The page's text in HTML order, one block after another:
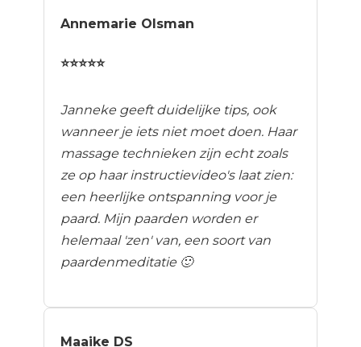
Janneke geeft duidelijke tips, ook
wanneer je iets niet moet doen. Haar
massage technieken zijn echt zoals
ze op haar instructievideo's laat zien:
een heerlijke ontspanning voor je
paard. Mijn paarden worden er
helemaal 'zen' van, een soort van
paardenmeditatie 🙂
Annemarie Olsman
⭐⭐⭐⭐⭐
Maaike DS